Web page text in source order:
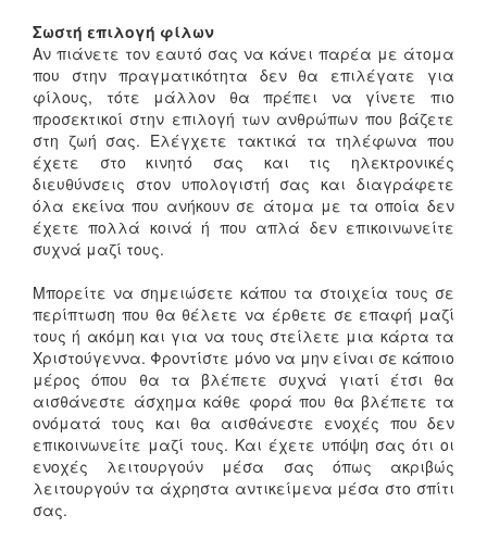
Σωστή επιλογή φίλων
Αν πιάνετε τον εαυτό σας να κάνει παρέα με άτομα
που στην πραγματικότητα δεν θα επιλέγατε για
φίλους, τότε μάλλον θα πρέπει να γίνετε πιο
προσεκτικοί στην επιλογή των ανθρώπων που βάζετε
στη ζωή σας. Ελέγχετε τακτικά τα τηλέφωνα που
έχετε στο κινητό σας και τις ηλεκτρονικές
διευθύνσεις στον υπολογιστή σας και διαγράφετε
όλα εκείνα που ανήκουν σε άτομα με τα οποία δεν
έχετε πολλά κοινά ή που απλά δεν επικοινωνείτε
συχνά μαζί τους.
Μπορείτε να σημειώσετε κάπου τα στοιχεία τους σε
περίπτωση που θα θέλετε να έρθετε σε επαφή μαζί
τους ή ακόμη και για να τους στείλετε μια κάρτα τα
Χριστούγεννα. Φροντίστε μόνο να μην είναι σε κάποιο
μέρος όπου θα τα βλέπετε συχνά γιατί έτσι θα
αισθάνεστε άσχημα κάθε φορά που θα βλέπετε τα
ονόματά τους και θα αισθάνεστε ενοχές που δεν
επικοινωνείτε μαζί τους. Και έχετε υπόψη σας ότι οι
ενοχές λειτουργούν μέσα σας όπως ακριβώς
λειτουργούν τα άχρηστα αντικείμενα μέσα στο σπίτι
σας.